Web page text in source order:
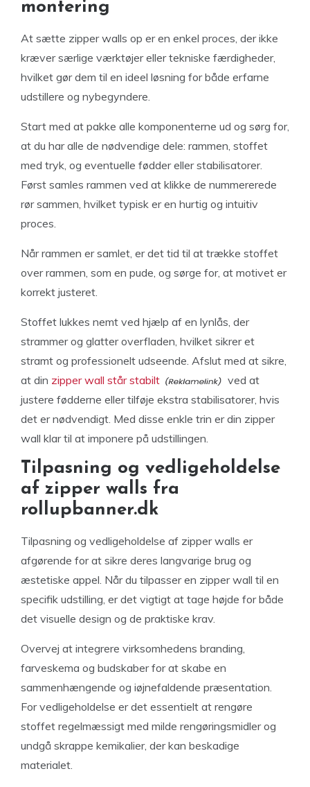
montering
At sætte zipper walls op er en enkel proces, der ikke
kræver særlige værktøjer eller tekniske færdigheder,
hvilket gør dem til en ideel løsning for både erfarne
udstillere og nybegyndere.
Start med at pakke alle komponenterne ud og sørg for,
at du har alle de nødvendige dele: rammen, stoffet
med tryk, og eventuelle fødder eller stabilisatorer.
Først samles rammen ved at klikke de nummererede
rør sammen, hvilket typisk er en hurtig og intuitiv
proces.
Når rammen er samlet, er det tid til at trække stoffet
over rammen, som en pude, og sørge for, at motivet er
korrekt justeret.
Stoffet lukkes nemt ved hjælp af en lynlås, der
strammer og glatter overfladen, hvilket sikrer et
stramt og professionelt udseende. Afslut med at sikre,
at din zipper wall står stabilt
ved at
justere fødderne eller tilføje ekstra stabilisatorer, hvis
det er nødvendigt. Med disse enkle trin er din zipper
wall klar til at imponere på udstillingen.
Tilpasning og vedligeholdelse
af zipper walls fra
rollupbanner.dk
Tilpasning og vedligeholdelse af zipper walls er
afgørende for at sikre deres langvarige brug og
æstetiske appel. Når du tilpasser en zipper wall til en
specifik udstilling, er det vigtigt at tage højde for både
det visuelle design og de praktiske krav.
Overvej at integrere virksomhedens branding,
farveskema og budskaber for at skabe en
sammenhængende og iøjnefaldende præsentation.
For vedligeholdelse er det essentielt at rengøre
stoffet regelmæssigt med milde rengøringsmidler og
undgå skrappe kemikalier, der kan beskadige
materialet.